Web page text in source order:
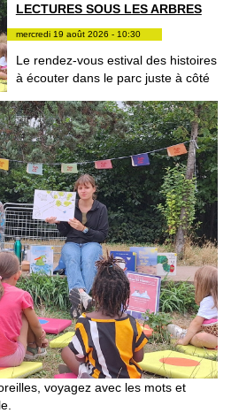
LECTURES SOUS LES ARBRES
mercredi 19 août 2026 - 10:30
Le rendez-vous estival des histoires
à écouter dans le parc juste à côté
voyagez avec les mots et